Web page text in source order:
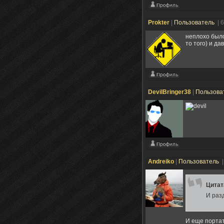
Prokter Пользователь
|
неплохо
то того) и
DevilBringer38
Andreiko Пользователь
И
И еще